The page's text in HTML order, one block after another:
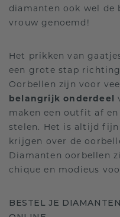
diamanten ook wel de
vrouw genoemd!
Het prikken van
een grote stap
Oorbellen zijn voor
belangrijk onderdeel
maken een outfit af
stelen. Het is altijd
krijgen over de
Diamanten oorbellen
chique en modieus
BESTEL JE